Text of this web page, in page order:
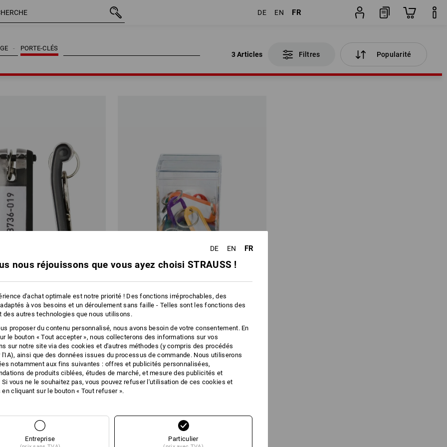
DE EN FR
PORTE-CLÉS
3 Articles Filtres Popularité
PORTE-CLÉS
3 Articles Filtres Popularité
CLIP DURABLE, pack de 6
Lot 1 couleur
Porte-clés
à p. de 2,61 €
(TTC) à p. de 3 Boîtes
Vous avez déjà consulté 3 articles sur un total de 3 articles.
DE EN FR
nous réjouissons que vous ayez choisi STRAUSS !
d'achat optimale est notre priorité ! Des fonctions irréprochables, des
à vos besoins et un déroulement sans faille - Telles sont les fonctions des
des autres technologies que nous utilisons.
proposer du contenu personnalisé, nous avons besoin de votre consentement. En
le bouton « Tout accepter », nous collecterons des informations sur vos
sur notre site via des cookies et d'autres méthodes (y compris des procédés
l'IA), ainsi que des données issues du processus de commande. Nous utiliserons
notamment aux fins suivantes : offres et publicités personnalisées,
de produits ciblées, études de marché, et mesure des publicités et
Si vous ne le souhaitez pas, vous pouvez refuser l'utilisation de ces cookies et
en cliquant sur le bouton « Tout refuser ».
Entreprise Particulier